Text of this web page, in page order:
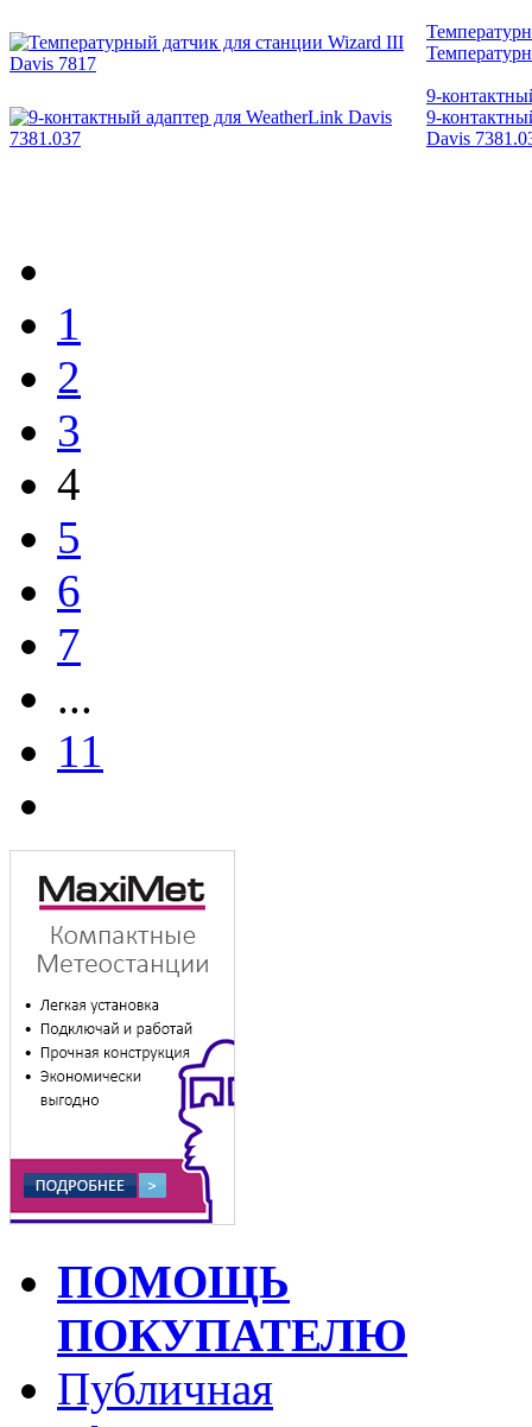
9-
9-
Davis
1
2
3
4
5
6
7
...
11
ПОМОЩЬ
ПОКУПАТЕЛЮ
Публичная